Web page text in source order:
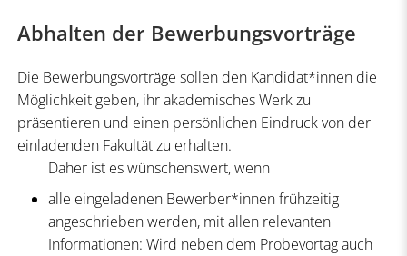
Abhalten der Bewerbungsvorträge
Die Bewerbungsvorträge sollen den Kandidat*innen die
Möglichkeit geben, ihr akademisches Werk zu
präsentieren und einen persönlichen Eindruck von der
einladenden Fakultät zu erhalten.
Daher ist es wünschenswert, wenn
alle eingeladenen Bewerber*innen frühzeitig
angeschrieben werden, mit allen relevanten
Informationen: Wird neben dem Probevortag auch